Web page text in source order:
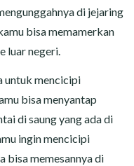
di jejaring
bisa memamerkan
luar negeri.
untuk mencicipi
bisa menyantap
di saung yang ada di
ingin mencicipi
bisa memesannya di